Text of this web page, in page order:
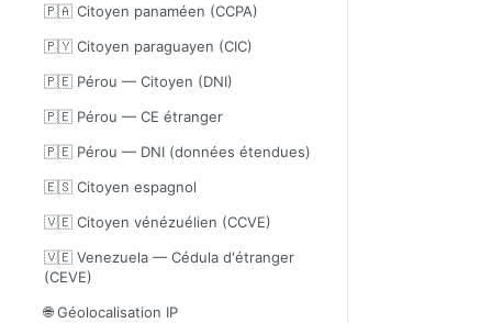
🇵🇦 Citoyen panaméen (CCPA)
🇵🇾 Citoyen paraguayen (CIC)
🇵🇪 Pérou — Citoyen (DNI)
🇵🇪 Pérou — CE étranger
🇵🇪 Pérou — DNI (données étendues)
🇪🇸 Citoyen espagnol
🇻🇪 Citoyen vénézuélien (CCVE)
🇻🇪 Venezuela — Cédula d'étranger
(CEVE)
🌐 Géolocalisation IP